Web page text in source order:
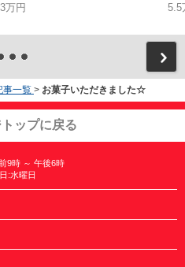
万円
5.5
事一覧 > お菓子いただきました☆
ップに戻る
9時 ～ 午後6時
:水曜日